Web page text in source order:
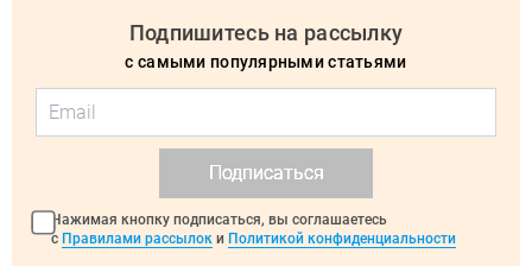
Подпишитесь на рассылку
с самыми популярными статьями
Подписаться
Нажимая кнопку подписаться, вы соглашаетесь
с Правилами рассылок и Политикой конфиденциальности